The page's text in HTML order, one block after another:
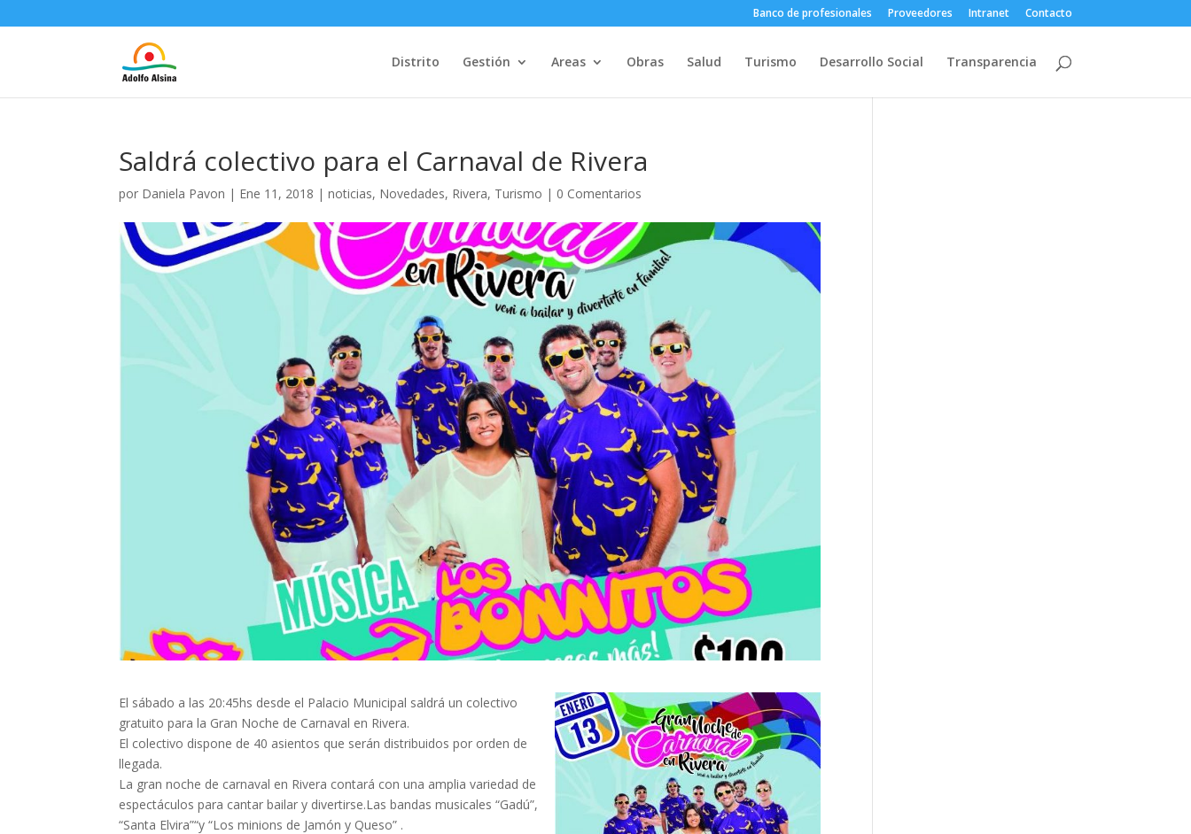
Banco de profesionales Proveedores Intranet Contacto
Distrito Gestión Areas Obras Salud Turismo Desarrollo Social Transparencia
Saldrá colectivo para el Carnaval de Rivera
por Daniela Pavon | Ene 11, 2018 |noticias, Novedades, Rivera, Turismo | 0 Comentarios
El sábado a las 20:45hs desde el Palacio Municipal saldrá un colectivo
gratuito para la Gran Noche de Carnaval en Rivera.
El colectivo dispone de 40 asientos que serán distribuidos por orden de
llegada.
La gran noche de carnaval en Rivera contará con una amplia variedad de
espectáculos para cantar bailar y divertirse.Las bandas musicales “Gadú”,
“Santa Elvira”“y “Los minions de Jamón y Queso” .